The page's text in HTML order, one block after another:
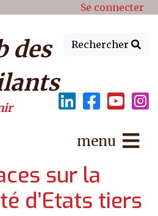
de Se connecter
Rechercher
des
menu
sur la
d’Etats tiers